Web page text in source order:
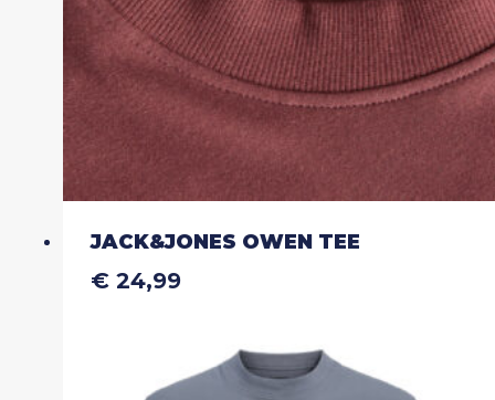
de
productpagina
JACK&JONES OWEN TEE
€24,99
meerdere